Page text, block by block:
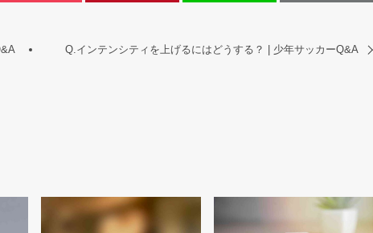
Q.インテンシティを上げるにはどうする？ | 少年サッカーQ&A